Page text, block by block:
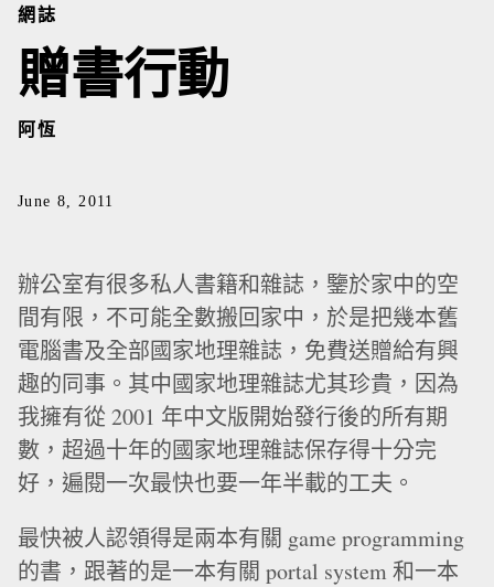
網誌
贈書行動
阿恆
June 8, 2011
辦公室有很多私人書籍和雜誌，鑒於家中的空
間有限，不可能全數搬回家中，於是把幾本舊
電腦書及全部國家地理雜誌，免費送贈給有興
趣的同事。其中國家地理雜誌尤其珍貴，因為
我擁有從 2001 年中文版開始發行後的所有期
數，超過十年的國家地理雜誌保存得十分完
好，遍閱一次最快也要一年半載的工夫。
最快被人認領得是兩本有關 game programming
的書，跟著的是一本有關 portal system 和一本